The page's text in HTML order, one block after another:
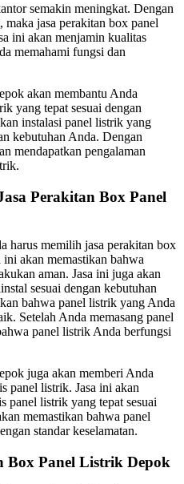
semakin meningkat. Dengan
jasa perakitan box panel
ini akan menjamin kualitas
memahami fungsi dan
akan membantu Anda
yang tepat sesuai dengan
instalasi panel listrik yang
kebutuhan Anda. Dengan
mendapatkan pengalaman
Perakitan Box Panel
harus memilih jasa perakitan box
akan memastikan bahwa
aman. Jasa ini juga akan
sesuai dengan kebutuhan
bahwa panel listrik yang Anda
Setelah Anda memasang panel
panel listrik Anda berfungsi
juga akan memberi Anda
panel listrik. Jasa ini akan
panel listrik yang tepat sesuai
memastikan bahwa panel
standar keselamatan.
Box Panel Listrik Depok